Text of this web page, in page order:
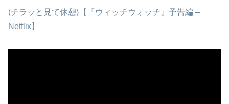
(チラッと見て休憩)【『ウィッチウォッチ』予告編 –
Netflix】